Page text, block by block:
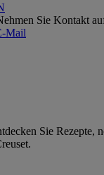
Sie Kontakt
Mail
Sie Rezepte,